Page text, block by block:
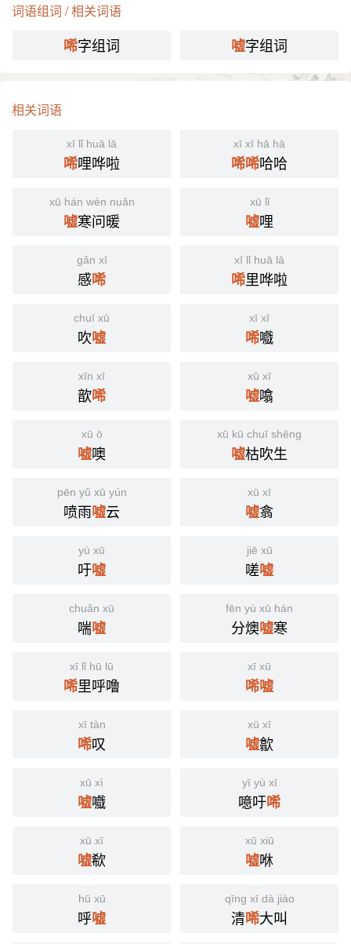
《老残游记·第八回》：「提起笔来，在墙上题一绝
分字解释
嘘
词语组词 / 相关词语
唏字组词 嘘字组词
相关词语
xī lǐ huā lā
唏哩哗啦
xī xī hā hā
唏唏哈哈
xū hán wèn nuǎn
嘘寒问暖
xū lǐ
嘘哩
gǎn xī
感唏
xī lǐ huā lā
唏里哗啦
chuī xū
吹嘘
xī xī
唏嚱
xīn xī
歆唏
xū xī
嘘噏
xū ō
嘘噢
xū kū chuī shēng
嘘枯吹生
pēn yǔ xū yún
喷雨嘘云
xū xī
嘘翕
yù xū
吁嘘
jiē xū
嗟嘘
chuǎn xū
喘嘘
fēn yù xū hán
分燠嘘寒
xī lǐ hū lū
唏里呼噜
xī xū
唏嘘
xī tàn
唏叹
xū xī
嘘歙
xū xì
嘘嚱
yī yù xī
噫吁唏
xū xī
嘘欷
xū xiū
嘘咻
hū xū
呼嘘
qīng xī dà jiào
清唏大叫